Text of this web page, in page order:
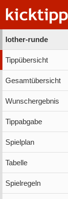
lother-runde
Tippübersicht
Gesamtübersicht
Wunschergebnis
Tippabgabe
Spielplan
Tabelle
Spielregeln